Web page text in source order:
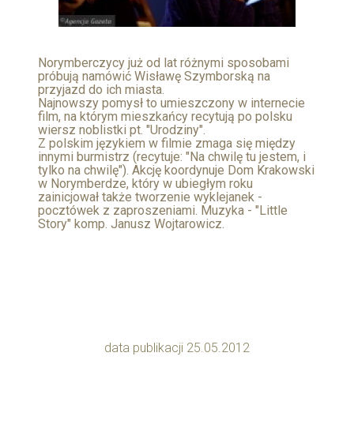
Norymberczycy już od lat różnymi sposobami
próbują namówić Wisławę Szymborską na
przyjazd do ich miasta.
Najnowszy pomysł to umieszczony w internecie
film, na którym mieszkańcy recytują po polsku
wiersz noblistki pt. "Urodziny".
Z polskim językiem w filmie zmaga się między
innymi burmistrz (recytuje: "Na chwilę tu jestem, i
tylko na chwilę"). Akcję koordynuje Dom Krakowski
w Norymberdze, który w ubiegłym roku
zainicjował także tworzenie wyklejanek -
pocztówek z zaproszeniami. Muzyka - "Little
Story" komp. Janusz Wojtarowicz.
data publikacji 25.05.2012